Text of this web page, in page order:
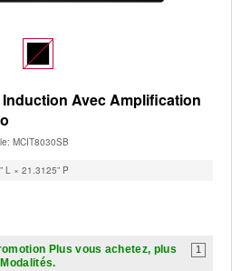
Avec Amplification
MCIT8030SB
L × 21.3125” P
Plus vous achetez, plus
1